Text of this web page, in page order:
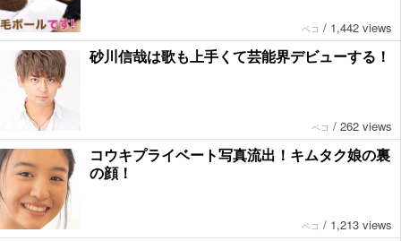
ペコ / 1,442 views
砂川信哉は歌も上手くて芸能界デビューする！
ペコ / 262 views
コウキプライベート写真流出！キムタク娘の裏
の顔！
ペコ / 1,213 views